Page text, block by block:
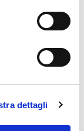
dettagli
e ritagli
la carne
e
: sarà